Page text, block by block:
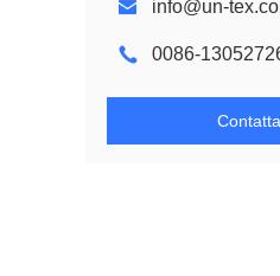
info@un-
0086-